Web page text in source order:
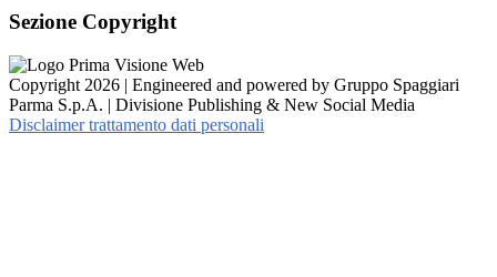
Sezione Copyright
Copyright 2026 | Engineered and powered by Gruppo Spaggiari
Parma S.p.A. | Divisione Publishing & New Social Media
Disclaimer trattamento dati personali